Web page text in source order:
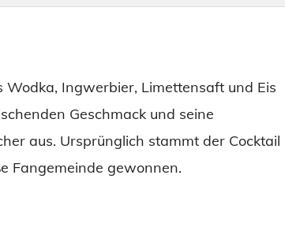
Wodka, Ingwerbier, Limettensaft und Eis
Geschmack und seine
aus. Ursprünglich stammt der Cocktail
Fangemeinde gewonnen.